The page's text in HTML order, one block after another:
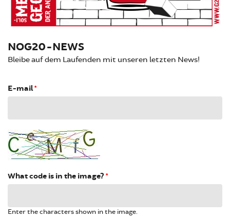
NOG20-NEWS
Bleibe auf dem Laufenden mit unseren letzten News!
E-mail*
What code is in the image? *
Enter the characters shown in the image.